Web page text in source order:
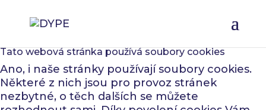
Tato webová stránka používá soubory cookies
Ano, i naše stránky používají soubory cookies.
Některé z nich jsou pro provoz stránek
nezbytné, o těch dalších se můžete